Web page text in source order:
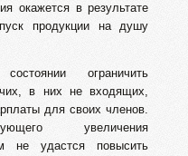
окажется в результате
продукции на душу
ограничить
в них не входящих,
для своих членов.
увеличения
не удастся повысить